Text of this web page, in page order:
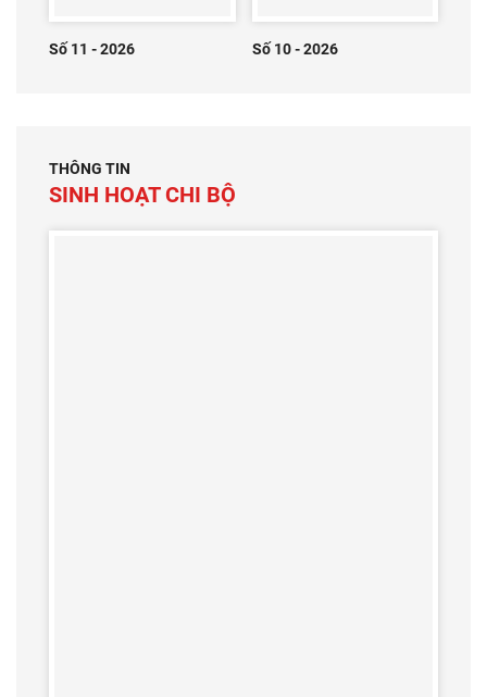
Số 11 - 2026 Số 10 - 2026
THÔNG TIN
SINH HOẠT CHI BỘ